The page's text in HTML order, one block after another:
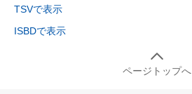
TSVで表示
ISBDで表示
ページトップへ